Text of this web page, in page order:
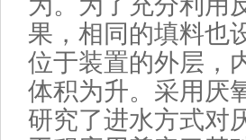
果，相同的填料也
位于装置的外层，
体积为升。采用厌
研究了进水方式对